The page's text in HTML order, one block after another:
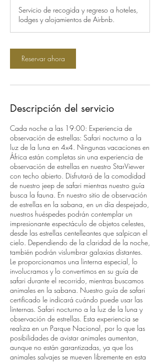
Servicio de recogida y regreso a hoteles,
lodges y alojamientos de Airbnb.
Reservar ahora
Descripción del servicio
Cada noche a las 19:00: Experiencia de
observación de estrellas: Safari nocturno a la
luz de la luna en 4x4. Ningunas vacaciones en
África están completas sin una experiencia de
observación de estrellas en nuestro StarViewer
con techo abierto. Disfrutará de la comodidad
de nuestro jeep de safari mientras nuestro guía
busca la fauna. En nuestro sitio de observación
de estrellas en la sabana, en un día despejado,
nuestros huéspedes podrán contemplar un
impresionante espectáculo de objetos celestes,
desde las estrellas centelleantes que salpican el
cielo. Dependiendo de la claridad de la noche,
también podrán vislumbrar galaxias distantes.
Le proporcionamos una linterna especial, lo
involucramos y lo convertimos en su guía de
safari durante el recorrido, mientras buscamos
animales en la sabana. Nuestro guía de safari
certificado le indicará cuándo puede usar las
linternas. Safari nocturno a la luz de la luna y
observación de estrellas. Esta experiencia se
realiza en un Parque Nacional, por lo que las
posibilidades de avistar animales aumentan,
aunque no están garantizadas, ya que los
animales salvajes se mueven libremente en esta